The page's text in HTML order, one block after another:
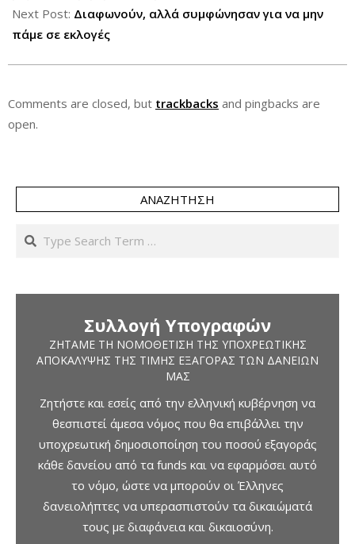
Next Post: Διαφωνούν, αλλά συμφώνησαν για να μην
πάμε σε εκλογές
Comments are closed, but trackbacks and pingbacks are
open.
ΑΝΑΖΉΤΗΣΗ
Search
Συλλογή Υπογραφών
ΖΗΤΆΜΕ ΤΗ ΝΟΜΟΘΈΤΙΣΗ ΤΗΣ ΥΠΟΧΡΕΩΤΙΚΉΣ
ΑΠΟΚΆΛΥΨΗΣ ΤΗΣ ΤΙΜΉΣ ΕΞΑΓΟΡΆΣ ΤΩΝ ΔΑΝΕΊΩΝ
ΜΑΣ
Ζητήστε και εσείς από την ελληνική κυβέρνηση να
θεσπιστεί άμεσα νόμος που θα επιβάλλει την
υποχρεωτική δημοσιοποίηση του ποσού εξαγοράς
κάθε δανείου από τα funds και να εφαρμόσει αυτό
το νόμο, ώστε να μπορούν οι Έλληνες
δανειολήπτες να υπερασπιστούν τα δικαιώματά
τους με διαφάνεια και δικαιοσύνη.